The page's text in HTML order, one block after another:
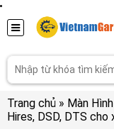
Trang chủ » Màn
Hires, DSD, DTS